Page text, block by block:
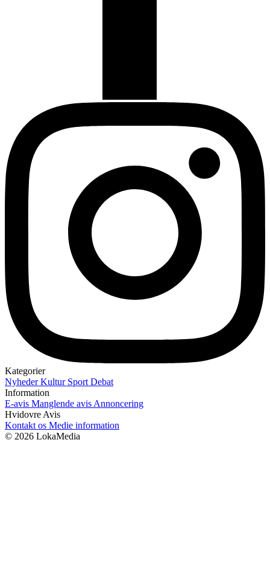
Kategorier
NyhederKultur Sport Debat
Information
E-avis Manglende avis Annoncering
Hvidovre Avis
Kontakt os Medie information
© 2026 LokaMedia